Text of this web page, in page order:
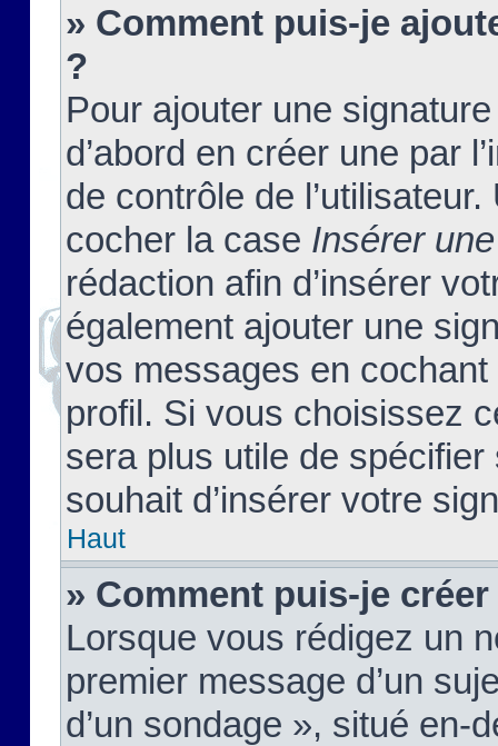
» Comment puis-je
?
Pour ajouter une
d’abord en créer une par
de contrôle de
cocher la case Insérer
rédaction afin d’insérer
également ajouter une
vos messages en
profil. Si vous choisissez
sera plus utile de
souhait d’insérer votre
Haut
» Comment puis-je
Lorsque vous rédigez un
premier message d’un
d’un sondage », situé en-